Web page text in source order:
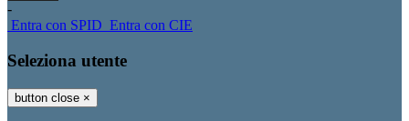
-
Entra con SPID Entra con CIE
Seleziona utente
button close ×